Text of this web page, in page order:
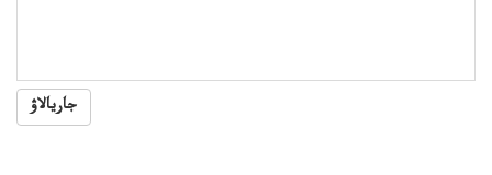
جاريالاۋ